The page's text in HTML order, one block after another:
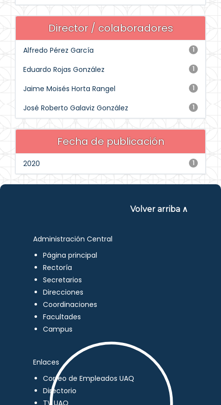
Director / colaboradores
1
Alfredo Pérez García
1
Eduardo Rojas González
1
Jaime Moisés Horta Rangel
1
José Roberto Galaviz González
Fecha de publicación
1
2020
Volver arriba ∧
Administración Central
Página principal
Rectoría
Secretarios
Direcciones
Coordinaciones
Facultades
Campus
Enlaces
Correo de Empleados UAQ
Directorio
TV UAQ